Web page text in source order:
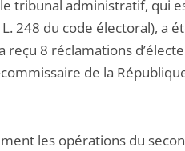
tribunal administratif, qui
248 du code électoral), a
8 réclamations
de la
les opérations du